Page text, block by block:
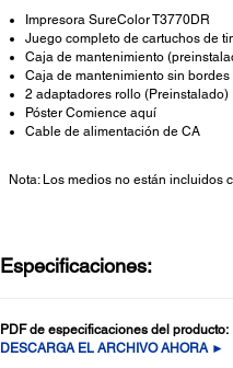
Impresora SureColor T3770DR
Juego completo de cartuchos de
Caja de mantenimiento
Caja de mantenimiento sin bordes
2 adaptadores rollo (Preinstalado)
Póster Comience aquí
Cable de alimentación de CA
Nota: Los medios no están incluidos
Especificaciones:
PDF de especificaciones del producto:
DESCARGA EL ARCHIVO AHORA ►